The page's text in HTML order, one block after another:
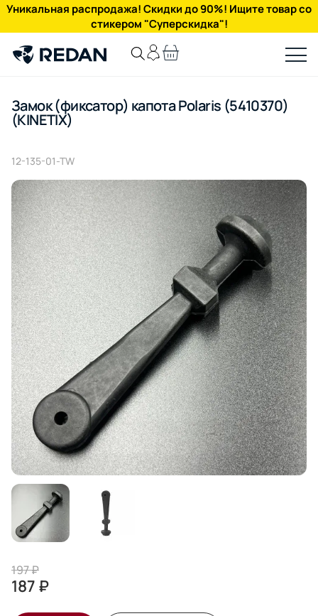
Уникальная распродажа! Скидки до 90%! Ищите товар со
стикером "Суперскидка"!
Замок (фиксатор) капота Polaris (5410370)
(KINETIX)
12-135-01-TW
197 ₽
187 ₽